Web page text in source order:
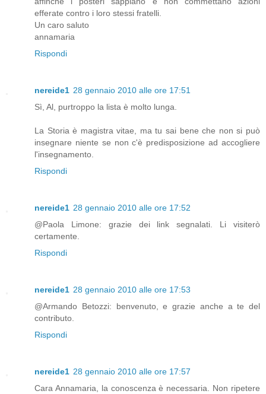
efferate contro i loro stessi fratelli.
Un caro saluto
annamaria
Rispondi
nereide1 28 gennaio 2010 alle ore 17:51
Sì, Al, purtroppo la lista è molto lunga.
La Storia è magistra vitae, ma tu sai bene che non si può
insegnare niente se non c'è predisposizione ad accogliere
l'insegnamento.
Rispondi
nereide1 28 gennaio 2010 alle ore 17:52
@Paola Limone: grazie dei link segnalati. Li visiterò
certamente.
Rispondi
nereide1 28 gennaio 2010 alle ore 17:53
@Armando Betozzi: benvenuto, e grazie anche a te del
contributo.
Rispondi
nereide1 28 gennaio 2010 alle ore 17:57
Cara Annamaria, la conoscenza è necessaria. Non ripetere